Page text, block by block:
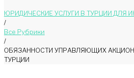
ЮРИДИЧЕСКИЕ УСЛУГИ В ТУРЦИИ ДЛЯ
/
Bce Pyбрики
/
ОБЯЗАННОСТИ УПРАВЛЯЮЩИХ
ТУРЦИИ